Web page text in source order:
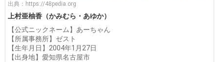
出典： https://48pedia.org
上村亜柚香（かみむら・あゆか）
【公式ニックネーム】あーちゃん
【所属事務所】ゼスト
【生年月日】2004年1月27日
【出身地】愛知県名古屋市